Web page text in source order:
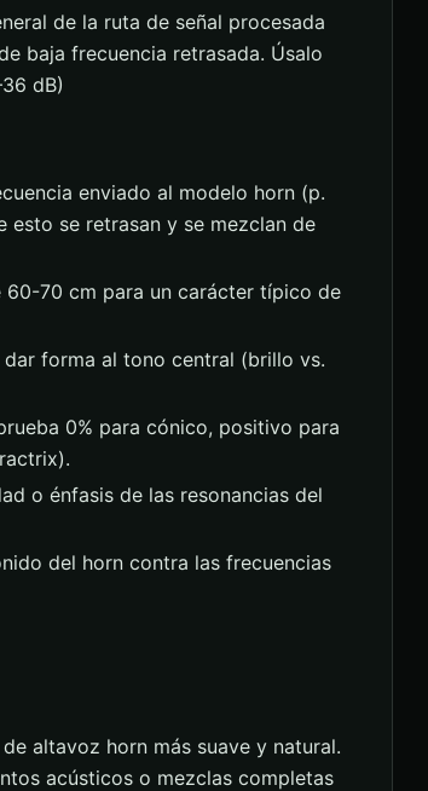
de la ruta de señal procesada
baja frecuencia retrasada. Úsalo
dB)
enviado al modelo horn (p.
esto se retrasan y se mezclan de
60-70 cm para un carácter típico de
forma al tono central (brillo vs.
0% para cónico, positivo para
o énfasis de las resonancias del
del horn contra las frecuencias
altavoz horn más suave y natural.
acústicos o mezclas completas